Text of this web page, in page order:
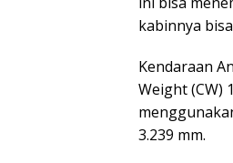
kabinnya
Kendaraan
Weight (CW)
3.239 mm.